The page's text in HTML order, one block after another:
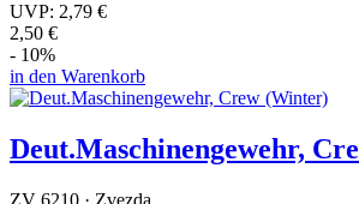
UVP: 2,79 €
2,50 €
- 10%
in den Warenkorb
Deut.Maschinengewehr,